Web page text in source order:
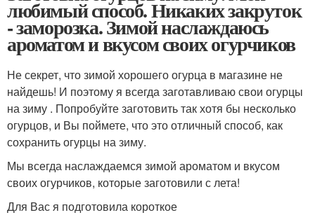
любимый способ. Никаких закруток
- заморозка. Зимой наслаждаюсь
ароматом и вкусом своих огурчиков
Не секрет, что зимой хорошего огурца в магазине не
найдешь! И поэтому я всегда заготавливаю свои огурцы
на зиму . Попробуйте заготовить так хотя бы несколько
огурцов, и Вы поймете, что это отличный способ, как
сохранить огурцы на зиму.
Мы всегда наслаждаемся зимой ароматом и вкусом
своих огурчиков, которые заготовили с лета!
Для Вас я подготовила короткое